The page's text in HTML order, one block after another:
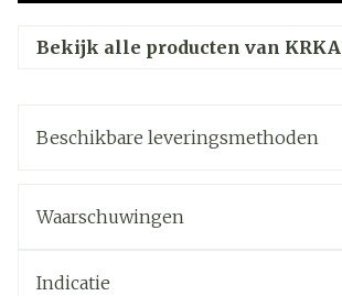
Bekijk alle producten van KRKA
Beschikbare leveringsmethoden
Waarschuwingen
Indicatie